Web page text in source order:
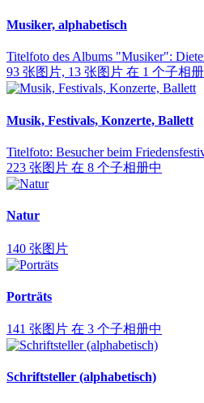
Musiker, alphabetisch
Titelfoto des Albums "Musiker":
93 张图片, 13 张图片 在 1 个子相
Musik, Festivals, Konzerte, Ballett
Titelfoto: Besucher beim
223 张图片 在 8 个子相册中
Natur
140 张图片
Porträts
141 张图片 在 3 个子相册中
Schriftsteller (alphabetisch)